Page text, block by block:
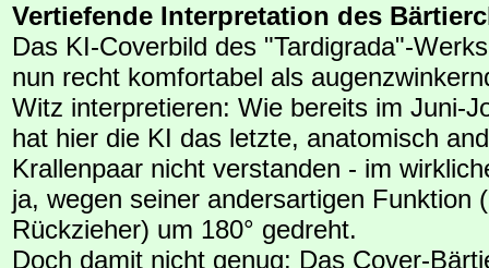
Vertiefende Interpretation des
Das KI-Coverbild des "Tardigrada"-
nun recht komfortabel als
Witz interpretieren: Wie bereits im Juni-
hat hier die KI das letzte, anatomisch
Krallenpaar nicht verstanden - im
ja, wegen seiner andersartigen Funktion
Rückzieher) um 180° gedreht.
Doch damit nicht genug: Das Cover-